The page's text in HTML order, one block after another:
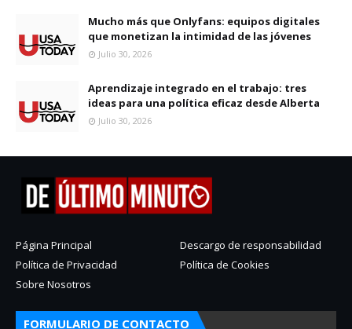
Mucho más que Onlyfans: equipos digitales
que monetizan la intimidad de las jóvenes
Julio 30, 2026
Aprendizaje integrado en el trabajo: tres
ideas para una política eficaz desde Alberta
Julio 30, 2026
Página Principal
Descargo de responsabilidad
Política de Privacidad
Política de Cookies
Sobre Nosotros
FORMULARIO DE CONTACTO